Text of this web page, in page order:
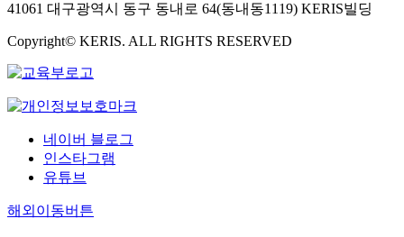
41061 대구광역시 동구 동내로 64(동내동1119) KERIS빌딩
Copyright© KERIS. ALL RIGHTS RESERVED
네이버 블로그
인스타그램
유튜브
해외이동버튼